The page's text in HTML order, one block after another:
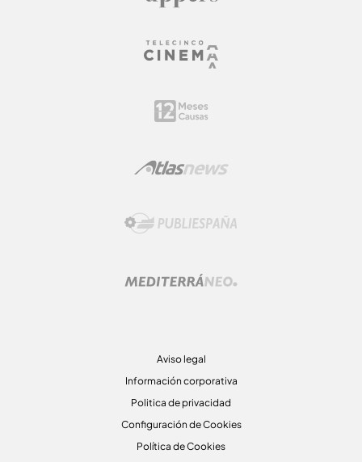
Aviso legal
Información corporativa
Politica de privacidad
Configuración de Cookies
Política de Cookies